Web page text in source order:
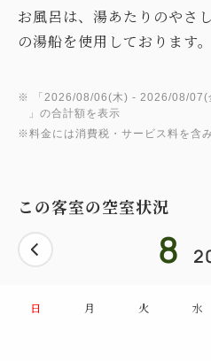
お風呂は、湯あたりのやさ
の湯船を使用しております。
※ 「 2026/08/06(木) - 2026/08/07(
」の合計額を表示
※料金には消費税・サービス料を含
この客室の空室状況
8
日 月 火 水